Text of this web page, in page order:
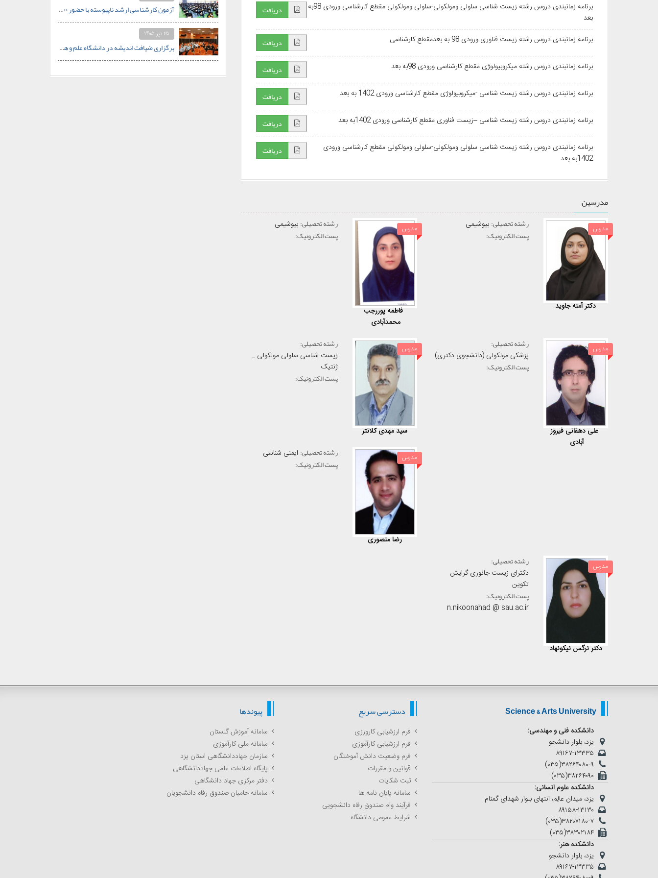
برنامه زمانبندی دروس رشته زیست شناسی سلولی ومولکولی-سلولی ومولکولی مقطع کارشناسی ورودی 98به
بعد
دریافت
برنامه زمانبندی دروس رشته زیست فناوری ورودی 98 به بعدمقطع کارشناسی دریافت
برنامه زمانبندی دروس رشته میکروبیولوژی مقطع کارشناسی ورودی 98به بعد دریافت
برنامه زمانبندی دروس رشته زیست شناسی -میکروبیولوژی مقطع کارشناسی ورودی 1402 به بعد دریافت
برنامه زمانبندی دروس رشته زیست شناسی –زیست فناوری مقطع کارشناسی ورودی 1402به بعد دریافت
برنامه زمانبندی دروس رشته زیست شناسی سلولی ومولکولی-سلولی ومولکولی مقطع کارشناسی ورودی
1402به بعد
دریافت
مدرسین
مدرس
دکتر آمنه جاوید
رشته تحصیلی: بیوشیمی
پست الکترونیک: مدرس
فاطمه پوررجب
محمدآبادی
رشته تحصیلی: بیوشیمی
پست الکترونیک:
مدرس
علی دهقانی فیروز
آبادی
رشته تحصیلی:
پزشکی مولکولی (دانشجوی دکتری)
پست الکترونیک:
مدرس
سید مهدی کلانتر
رشته تحصیلی:
زیست شناسی سلولی مولکولی _
ژنتیک
پست الکترونیک:
مدرس
رضا منصوری
رشته تحصیلی: ایمنی شناسی
پست الکترونیک:
مدرس
دکتر نرگس نیکونهاد
رشته تحصیلی:
دکترای زیست جانوری گرایش
تکوین
پست الکترونیک:
n.nikoonahad @ sau.ac.ir
آزمون کارشناسی ارشد ناپیوسته با حضور ۵۰۰ داوطلب در دانشگاه علم و هنر برگزار شد
۲۵ تیر ۱۴۰۵
برگزاری ضیافت اندیشه در دانشگاه علم و هنر؛ از اعجاز علمی قرآن تا نظام سلوکی در خانواده
Science & Arts University
دانشکده فنی و مهندسی:
یزد، بلوار دانشجو
۸۹۱۶۷-۱۳۳۳۵
(۰۳۵)۳۸۲۶۴۰۸۰-۹
(۰۳۵)۳۸۲۶۴۰۹۰
دانشکده علوم انسانی:
یزد، میدان عالِم، انتهای بلوار شهدای گمنام
۸۹۱۵۸-۱۳۱۳۰
(۰۳۵)۳۸۲۰۷۱۸۰-۷
(۰۳۵)۳۸۳۰۲۱۸۴
دانشکده هنر:
یزد، بلوار دانشجو
۸۹۱۶۷-۱۳۳۳۵
دسترسی سریع
فرم ارزشیابی کارورزی
فرم ارزشیابی کارآموزی
فرم وضعیت دانش آموختگان
قوانین و مقررات
ثبت شکایات
سامانه پایان نامه ها
فرآیند وام صندوق رفاه دانشجویی
شرایط عمومی دانشگاه
پیوندها
سامانه آموزش گلستان
سامانه ملی کارآموزی
سازمان جهاددانشگاهی استان یزد
پایگاه اطلاعات علمی جهاددانشگاهی
دفتر مرکزی جهاد دانشگاهی
سامانه حامیان صندوق رفاه دانشجویان